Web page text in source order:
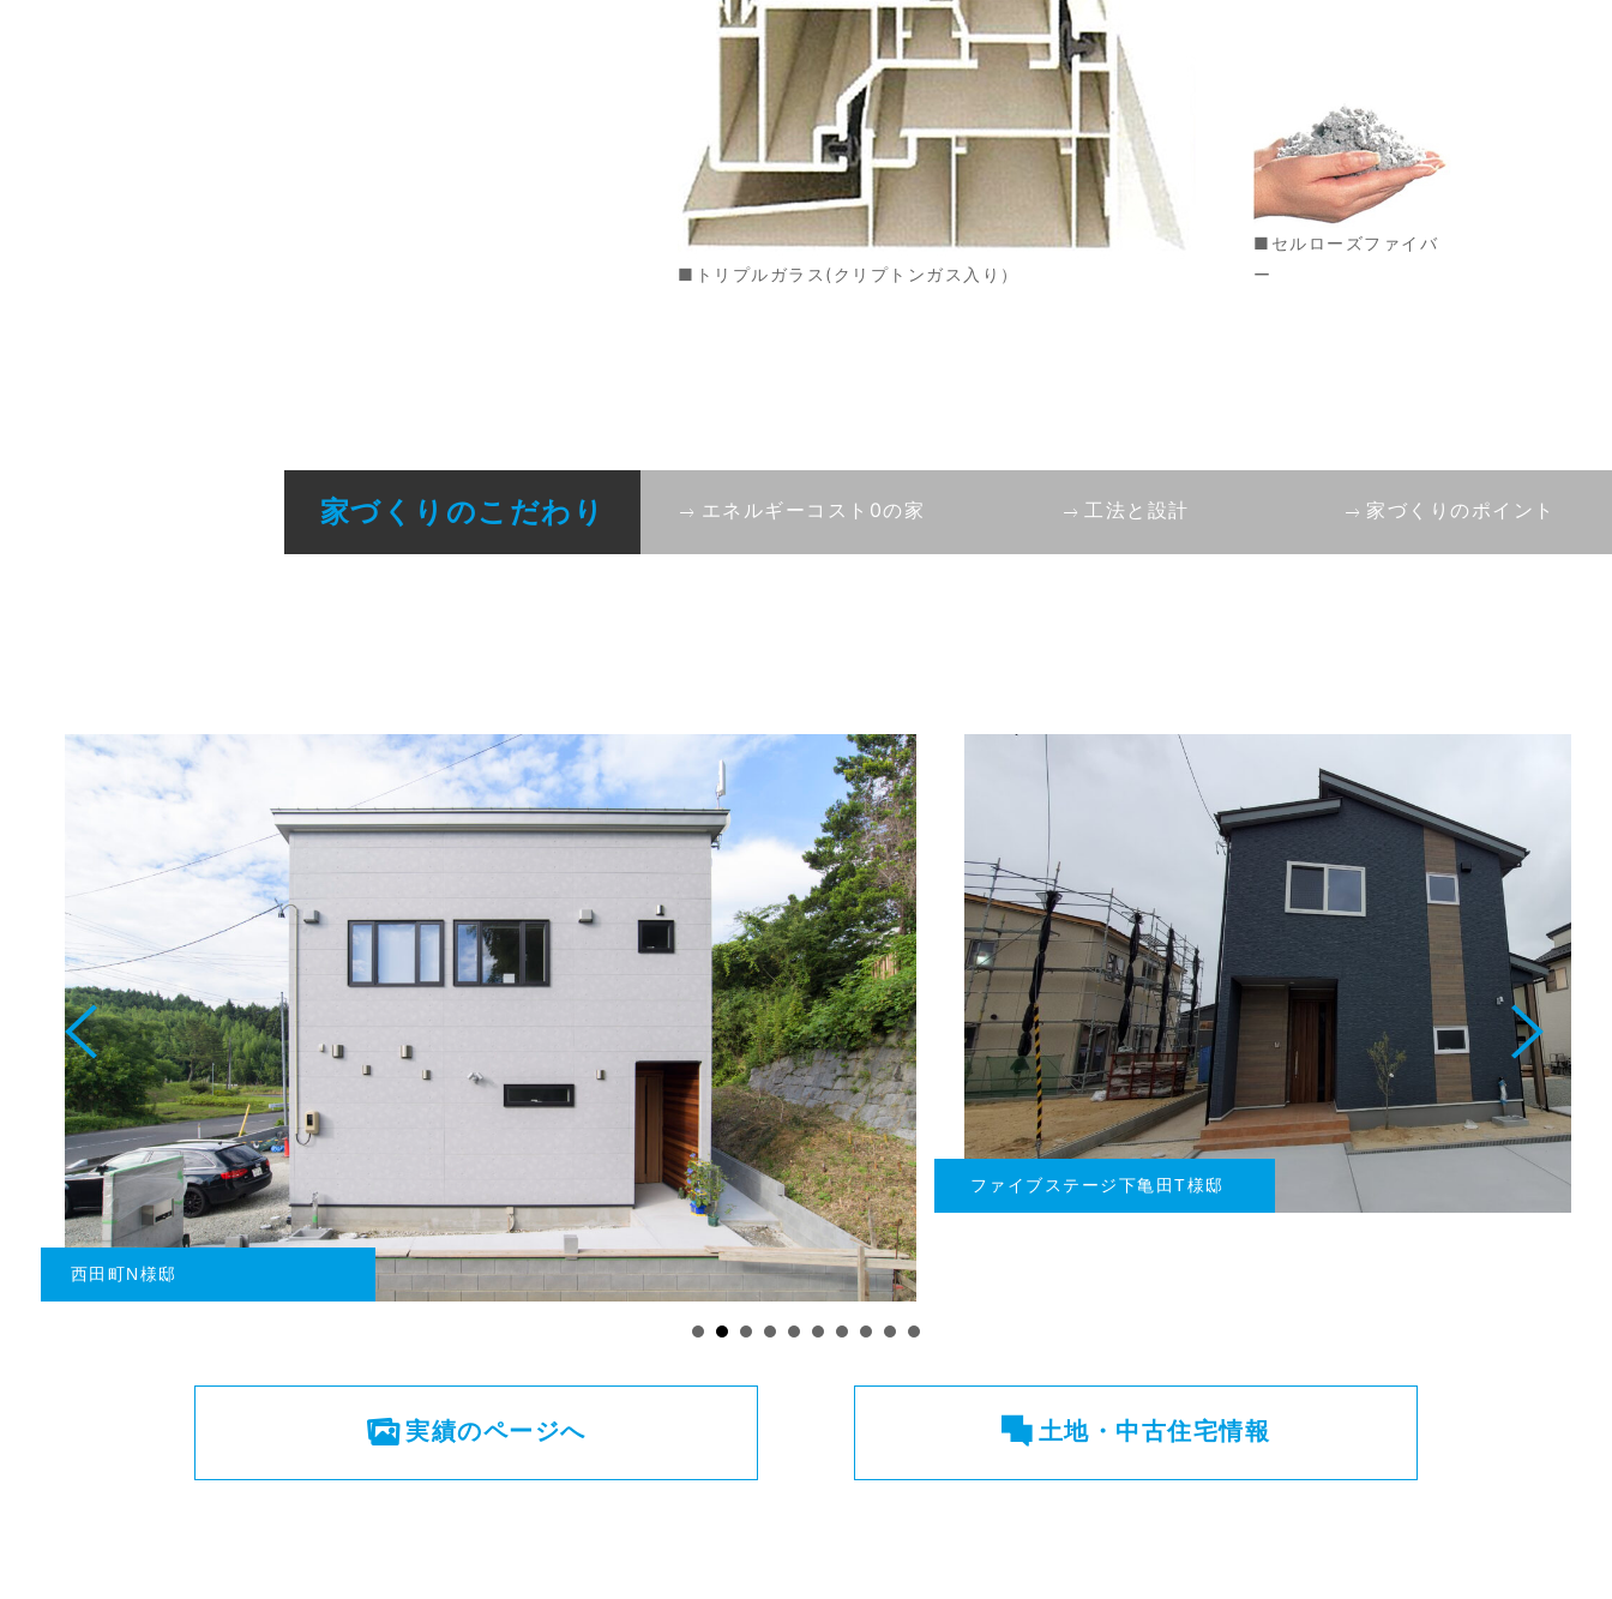
■トリプルガラス(クリプトンガス入り）
■セルローズファイバ
ー
家づくりのこだわり エネルギーコスト0の家 工法と設計 家づくりのポイント
ファイブステージ下亀田T様邸 ホテルフォレストヒルズ那須
実績のページへ 土地・中古住宅情報